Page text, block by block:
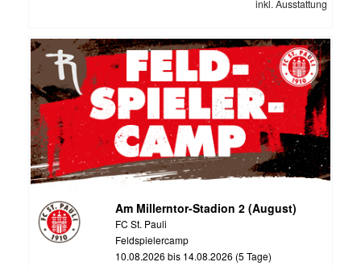
inkl. Ausstattung
Am Millerntor-Stadion 2 (August)
FC St. Pauli
Feldspielercamp
10.08.2026 bis 14.08.2026 (5 Tage)